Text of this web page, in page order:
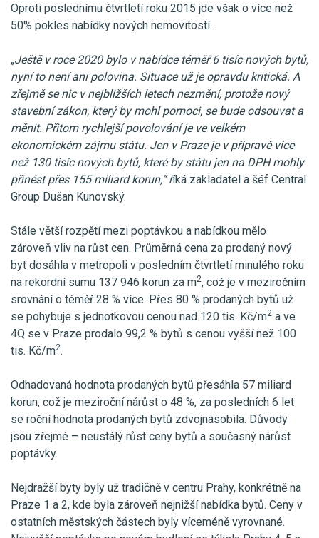
Oproti poslednímu čtvrtletí roku 2015 jde však o více než
50% pokles nabídky nových nemovitostí.
„Ještě v roce 2020 bylo v nabídce téměř 6 tisíc nových bytů,
nyní to není ani polovina. Situace už je opravdu kritická. A
zřejmě se nic v nejbližších letech nezmění, protože nový
stavební zákon, který by mohl pomoci, se bude odsouvat a
měnit. Přitom rychlejší povolování je ve velkém
ekonomickém zájmu státu. Jen v Praze je v přípravě více
než 130 tisíc nových bytů, které by státu jen na DPH mohly
přinést přes 155 miliard korun,“ říká zakladatel a šéf Central
Group Dušan Kunovský.
Stále větší rozpětí mezi poptávkou a nabídkou mělo
zároveň vliv na růst cen. Průměrná cena za prodaný nový
byt dosáhla v metropoli v posledním čtvrtletí minulého roku
na rekordní sumu 137 946 korun za m2, což je v meziročním
srovnání o téměř 28 % více. Přes 80 % prodaných bytů už
se pohybuje s jednotkovou cenou nad 120 tis. Kč/m2 a ve
4Q se v Praze prodalo 99,2 % bytů s cenou vyšší než 100
tis. Kč/m2.
Odhadovaná hodnota prodaných bytů přesáhla 57 miliard
korun, což je meziroční nárůst o 48 %, za posledních 6 let
se roční hodnota prodaných bytů zdvojnásobila. Důvody
jsou zřejmé – neustálý růst ceny bytů a současný nárůst
poptávky.
Nejdražší byty byly už tradičně v centru Prahy, konkrétně na
Praze 1 a 2, kde byla zároveň nejnižší nabídka bytů. Ceny v
ostatních městských částech byly víceméně vyrovnané.